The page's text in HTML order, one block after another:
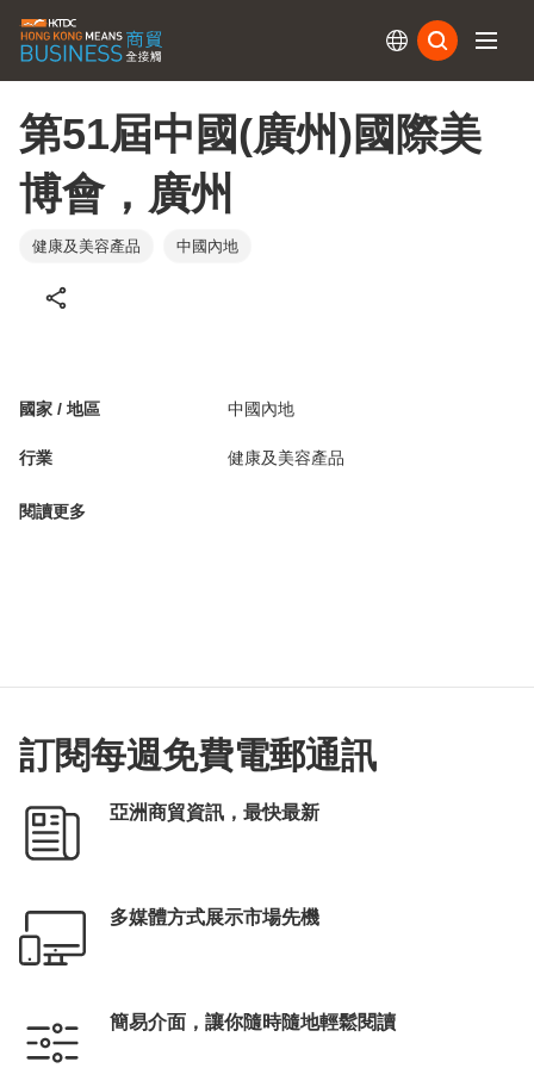
第51屆中國(廣州)國際美
博會，廣州
健康及美容產品 中國內地
國家 / 地區 中國內地
行業 健康及美容產品
閱讀更多
訂閱每週免費電郵通訊
亞洲商貿資訊，最快最新
多媒體方式展示市場先機
簡易介面，讓你隨時隨地輕鬆閱讀